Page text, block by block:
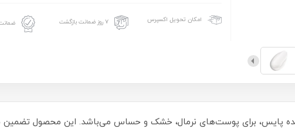
امکان تحویل اکسپرس ۷ روز ضمانت بازگشت
پایس، برای پوست‌های نرمال، خشک و حساس می‌باشد. این محصول تضمین